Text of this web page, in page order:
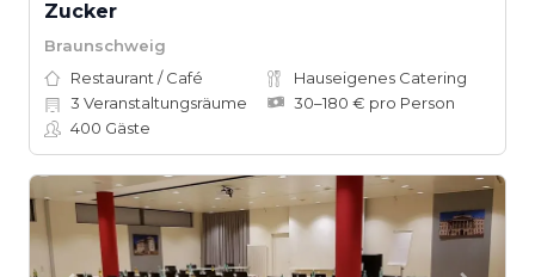
Zucker
Braunschweig
Restaurant / Café
Hauseigenes Catering
3 Veranstaltungsräume
30–180 € pro Person
400 Gäste